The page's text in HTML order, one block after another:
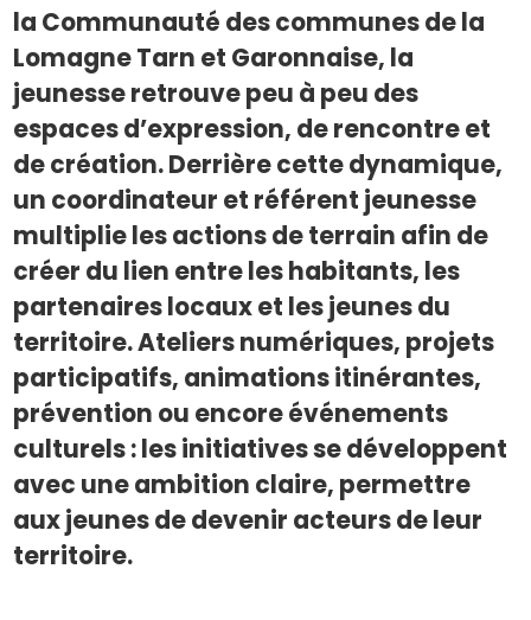
la Communauté des communes de la
Lomagne Tarn et Garonnaise, la
jeunesse retrouve peu à peu des
espaces d’expression, de rencontre et
de création. Derrière cette dynamique,
un coordinateur et référent jeunesse
multiplie les actions de terrain afin de
créer du lien entre les habitants, les
partenaires locaux et les jeunes du
territoire. Ateliers numériques, projets
participatifs, animations itinérantes,
prévention ou encore événements
culturels : les initiatives se développent
avec une ambition claire, permettre
aux jeunes de devenir acteurs de leur
territoire.